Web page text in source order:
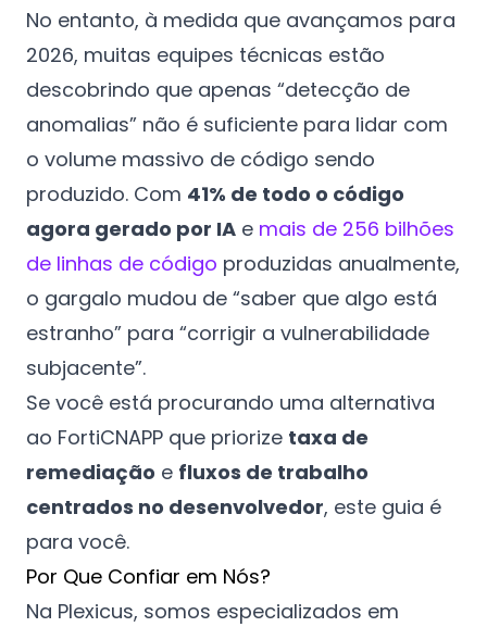
No entanto, à medida que avançamos para
2026, muitas equipes técnicas estão
descobrindo que apenas “detecção de
anomalias” não é suficiente para lidar com
o volume massivo de código sendo
produzido. Com 41% de todo o código
agora gerado por IA e mais de 256 bilhões
de linhas de código produzidas anualmente,
o gargalo mudou de “saber que algo está
estranho” para “corrigir a vulnerabilidade
subjacente”.
Se você está procurando uma alternativa
ao FortiCNAPP que priorize taxa de
remediação e fluxos de trabalho
centrados no desenvolvedor, este guia é
para você.
Por Que Confiar em Nós?
Na Plexicus, somos especializados em